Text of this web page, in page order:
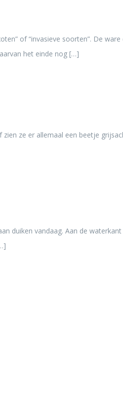
of “invasieve soorten”. De
het einde nog […]
ze er allemaal een beetje
duiken vandaag. Aan de